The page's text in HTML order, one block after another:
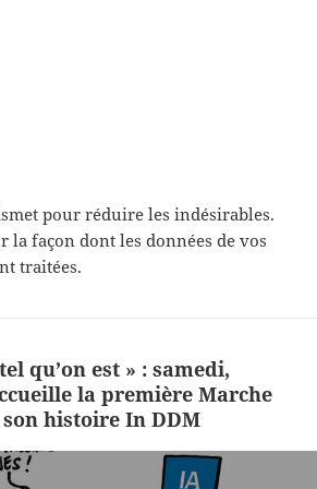
pour réduire les indésirables.
la façon dont les données de vos
traitées.
qu’on est » : samedi,
la première Marche
histoire In DDM